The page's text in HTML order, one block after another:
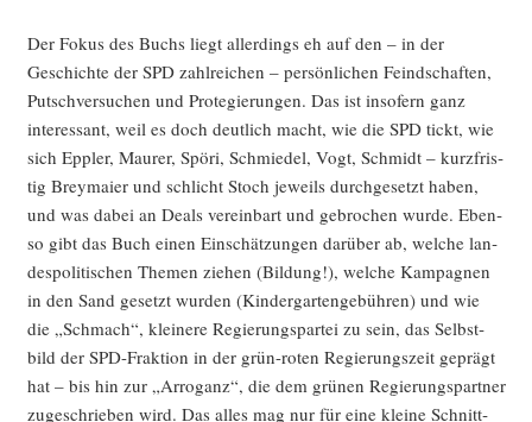
Der Fokus des Buchs liegt aller­dings eh auf den – in der
Geschich­te der SPD zahl­rei­chen – per­sön­li­chen Feind­schaf­ten,
Putsch­ver­su­chen und Pro­te­gie­run­gen. Das ist inso­fern ganz
inter­es­sant, weil es doch deut­lich macht, wie die SPD tickt, wie
sich Epp­ler, Mau­rer, Spö­ri, Schmie­del, Vogt, Schmidt – kurz­fris­
tig Brey­mai­er und schlicht Stoch jeweils durch­ge­setzt haben,
und was dabei an Deals ver­ein­bart und gebro­chen wur­de. Eben­
so gibt das Buch einen Ein­schät­zun­gen dar­über ab, wel­che lan­
des­po­li­ti­schen The­men zie­hen (Bil­dung!), wel­che Kam­pa­gnen
in den Sand gesetzt wur­den (Kin­der­gar­ten­ge­büh­ren) und wie
die „Schmach“, klei­ne­re Regie­rungs­par­tei zu sein, das Selbst­
bild der SPD-Frak­ti­on in der grün-roten Regie­rungs­zeit geprägt
hat – bis hin zur „Arro­ganz“, die dem grü­nen Regie­rungs­part­ner
zuge­schrie­ben wird. Das alles mag nur für eine klei­ne Schnitt­